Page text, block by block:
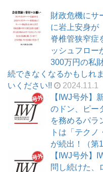
財政危機にサ
に岩上安身が
脊椎管狭窄症
ッシュフロー
300万円の私
続できなくなるかもしれ
いください!!
2024.11.1
【IWJ号外】
のドン、ピー
を務めるパラ
トは「テク
が続出！（第
【IWJ号外】
問し続けた、